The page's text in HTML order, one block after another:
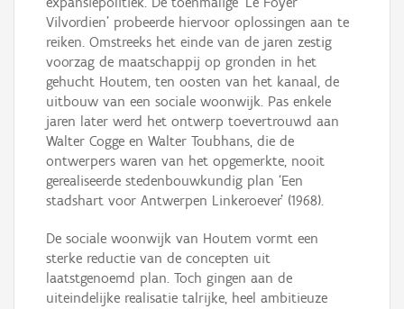
Vilvordien' probeerde hiervoor oplossingen aan te
reiken. Omstreeks het einde van de jaren zestig
voorzag de maatschappij op gronden in het
gehucht Houtem, ten oosten van het kanaal, de
uitbouw van een sociale woonwijk. Pas enkele
jaren later werd het ontwerp toevertrouwd aan
Walter Cogge en Walter Toubhans, die de
ontwerpers waren van het opgemerkte, nooit
gerealiseerde stedenbouwkundig plan ‘Een
stadshart voor Antwerpen Linkeroever’ (1968).
De sociale woonwijk van Houtem vormt een
sterke reductie van de concepten uit
laatstgenoemd plan. Toch gingen aan de
uiteindelijke realisatie talrijke, heel ambitieuze